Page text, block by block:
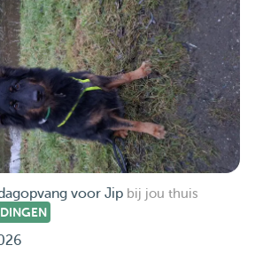
voor Jip bij jou thuis